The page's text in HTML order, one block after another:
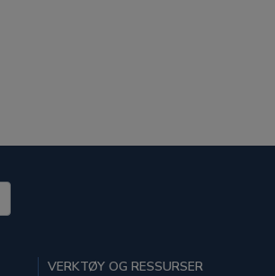
VERKTØY OG RESSURSER